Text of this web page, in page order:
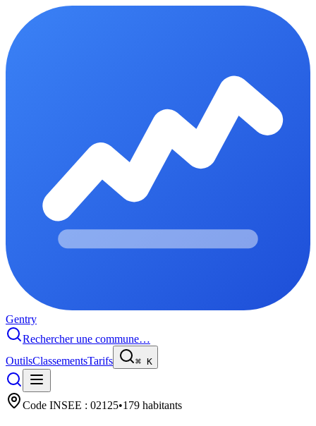
Gentry
Rechercher une commune…
OutilsClassementsTarifs ⌘ K
Code INSEE : 02125•179 habitants